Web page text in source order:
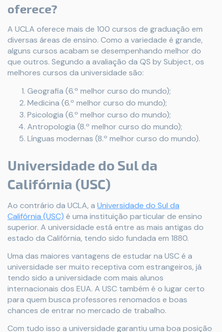
oferece?
A UCLA oferece mais de 100 cursos de graduação em
diversas áreas de ensino. Como a variedade é grande,
alguns cursos acabam se desempenhando melhor do
que outros. Segundo a avaliação da QS by Subject, os
melhores cursos da universidade são:
Geografia (6.º melhor curso do mundo);
Medicina (6.º melhor curso do mundo);
Psicologia (6.º melhor curso do mundo);
Antropologia (8.º melhor curso do mundo);
Línguas modernas (8.º melhor curso do mundo).
Universidade do Sul da
Califórnia (USC)
Ao contrário da UCLA, a Universidade do Sul da
Califórnia (USC) é uma instituição particular de ensino
superior. A universidade está entre as mais antigas do
estado da Califórnia, tendo sido fundada em 1880.
Uma das maiores vantagens de estudar na USC é a
universidade ser muito receptiva com estrangeiros, já
tendo sido a universidade com mais alunos
internacionais dos EUA. A USC também é o lugar certo
para quem busca professores renomados e boas
chances de entrar no mercado de trabalho.
Com tudo isso a universidade garantiu uma boa posição